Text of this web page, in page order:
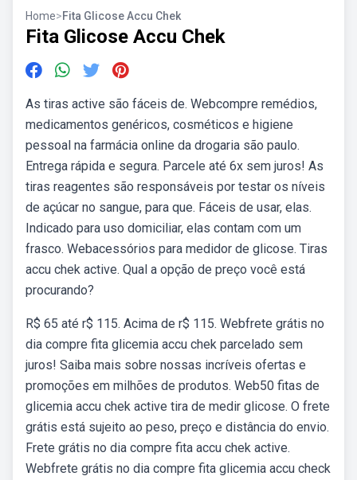
Home>Fita Glicose Accu Chek
Fita Glicose Accu Chek
As tiras active são fáceis de. Webcompre remédios,
medicamentos genéricos, cosméticos e higiene
pessoal na farmácia online da drogaria são paulo.
Entrega rápida e segura. Parcele até 6x sem juros! As
tiras reagentes são responsáveis por testar os níveis
de açúcar no sangue, para que. Fáceis de usar, elas.
Indicado para uso domiciliar, elas contam com um
frasco. Webacessórios para medidor de glicose. Tiras
accu chek active. Qual a opção de preço você está
procurando?
R$ 65 até r$ 115. Acima de r$ 115. Webfrete grátis no
dia compre fita glicemia accu chek parcelado sem
juros! Saiba mais sobre nossas incríveis ofertas e
promoções em milhões de produtos. Web50 fitas de
glicemia accu chek active tira de medir glicose. O frete
grátis está sujeito ao peso, preço e distância do envio.
Frete grátis no dia compre fita accu chek active.
Webfrete grátis no dia compre fita glicemia accu check